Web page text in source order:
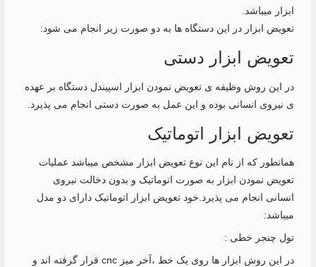
ابزار میباشد.
تعویض ابزار در این دستگاه ها به دو صورت زیر انجام می شود:
تعویض ابزار دستی
در این روش وظیفه ی تعویض نمودن ابزار اسپیندل دستگاه بر عهده
ی نیروی انسانی بوده و این عمل به صورت دستی انجام می پذیرد.
تعویض ابزار اتوماتیک
همانطور که از نام این نوع تعویض ابزار مشخص میباشد عملیات
تعویض نمودن ابزار به صورت اتوماتیک و بدون دخالت نیروی
انسانی انجام می پذیرد.خود تعویض ابزار اتوماتیک دارای دو مدل
میباشد:
تول چنجر خطی :
در این روش ابزار ها روی یک خط ،آخر میز cnc قرار گرفته اند و